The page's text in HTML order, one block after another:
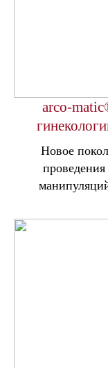
arco-
Новое